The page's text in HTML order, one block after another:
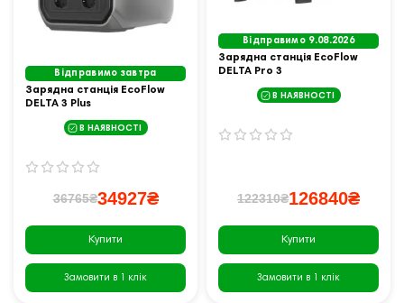
Відправимо завтра
Зарядна станція EcoFlow
DELTA 3 Plus
В НАЯВНОСТІ
36765₴34927₴
Купити
Замовити в 1 клік
Відправимо 9.08.2026
Зарядна станція EcoFlow
DELTA Pro 3
В НАЯВНОСТІ
122310₴126840₴
Купити
Замовити в 1 клік